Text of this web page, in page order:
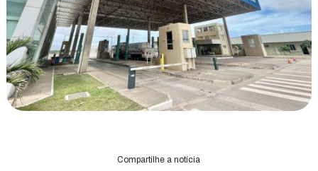
Compartilhe a notícia